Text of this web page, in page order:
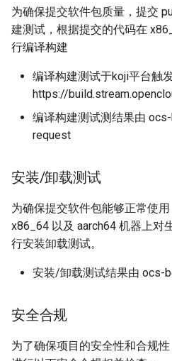
r
c
3.1 检查项介绍
3.2 rpm-check 工具介绍
3.2.1 安装方法
3.2.2 使用方法
3.3.2 source失败
3.3.3 srpmbuild检查失败
为确保提交软件包质量，提交
建测试，根据提交的代码在
行编译构建
编译构建测试于koji平台触发
https://
编译构建测试测结果由
request
安装/卸载测试
为确保提交软件包能够正常使
x86_64 以及 aarch64 机器上对
行安装卸载测试。
安装/卸载测试结果由 ocs-
安全合规
为了确保项目的安全性和合规